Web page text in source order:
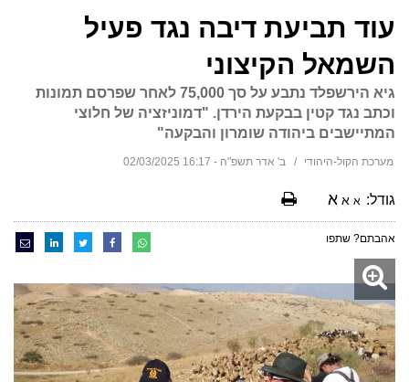
עוד תביעת דיבה נגד פעיל
השמאל הקיצוני
גיא הירשפלד נתבע על סך 75,000 לאחר שפרסם תמונות
וכתב נגד קטין בבקעת הירדן. "דמוניזציה של חלוצי
המתיישבים ביהודה שומרון והבקעה"
מערכת הקול-היהודי ב' אדר תשפ"ה - 16:17 02/03/2025
גודל: א א א
אהבתם? שתפו